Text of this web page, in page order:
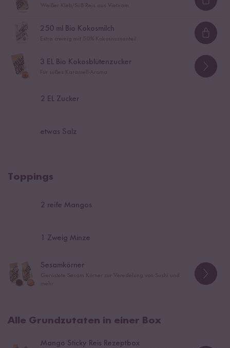
250 ml Bio Kokosmilch
3 EL Bio Kokosblütenzucker
2 EL Zucker
etwas Salz
Toppings
2 reife Mangos
Zweig Minze
Sesamkörner
Alle Grundzutaten in einer Box
Mango Sticky Reis Rezeptbox